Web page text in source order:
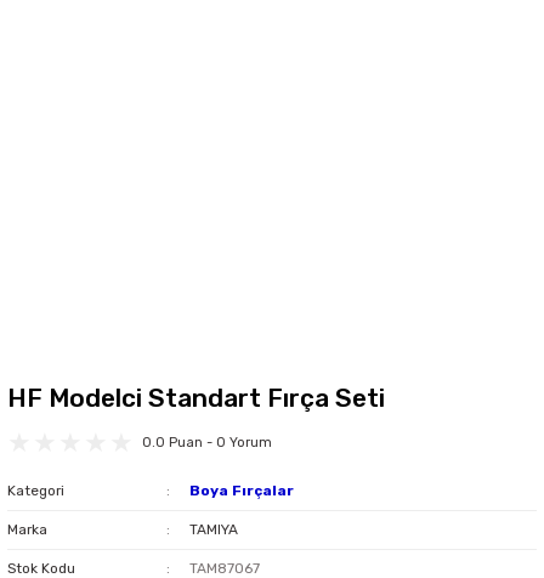
HF Modelci Standart Fırça Seti
0.0 Puan - 0 Yorum
Kategori Boya Fırçalar
Marka TAMIYA
Stok Kodu TAM87067